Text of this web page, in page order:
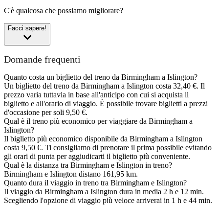
C'è qualcosa che possiamo migliorare?
Facci sapere!
Domande frequenti
Quanto costa un biglietto del treno da Birmingham a Islington?
Un biglietto del treno da Birmingham a Islington costa 32,40 €. Il
prezzo varia tuttavia in base all'anticipo con cui si acquista il
biglietto e all'orario di viaggio. È possibile trovare biglietti a prezzi
d'occasione per soli 9,50 €.
Qual è il treno più economico per viaggiare da Birmingham a
Islington?
Il biglietto più economico disponibile da Birmingham a Islington
costa 9,50 €. Ti consigliamo di prenotare il prima possibile evitando
gli orari di punta per aggiudicarti il biglietto più conveniente.
Qual è la distanza tra Birmingham e Islington in treno?
Birmingham e Islington distano 161,95 km.
Quanto dura il viaggio in treno tra Birmingham e Islington?
Il viaggio da Birmingham a Islington dura in media 2 h e 12 min.
Scegliendo l'opzione di viaggio più veloce arriverai in 1 h e 44 min.